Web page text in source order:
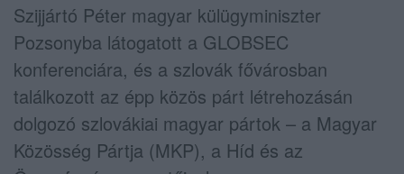
Szijjártó Péter magyar külügyminiszter
Pozsonyba látogatott a GLOBSEC
konferenciára, és a szlovák fővárosban
találkozott az épp közös párt létrehozásán
dolgozó szlovákiai magyar pártok – a Magyar
Közösség Pártja (MKP), a Híd és az